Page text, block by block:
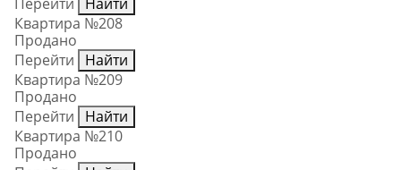
Квартира №208
Продано
Перейти
Найти
Квартира №209
Продано
Перейти
Найти
Квартира №210
Продано